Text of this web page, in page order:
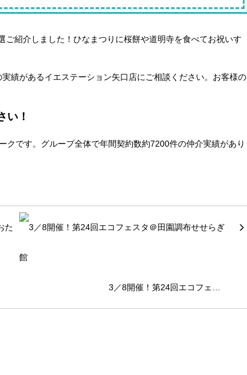
紹介しました！ひなまつりに桜餅や道明寺を食べてお祝いす
績があるイエステーション矢口店にご相談ください。お客様の
い！
です。グループ全体で年間契約数約7200件の仲介実績があり
3／8開催！第24回エコフェ…